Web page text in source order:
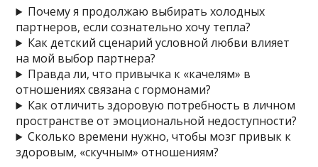
Почему я продолжаю выбирать холодных
партнеров, если сознательно хочу тепла?
Как детский сценарий условной любви влияет
на мой выбор партнера?
Правда ли, что привычка к «качелям» в
отношениях связана с гормонами?
Как отличить здоровую потребность в личном
пространстве от эмоциональной недоступности?
Сколько времени нужно, чтобы мозг привык к
здоровым, «скучным» отношениям?